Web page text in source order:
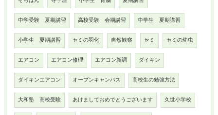
中学受験 夏期講習 高校受験 会期講習 中学生 夏期講習
小学生 夏期講習 セミの羽化 自然観察 セミ セミの幼虫
エアコン エアコン修理 エアコン新調 ダイキン
ダイキンエアコン オープンキャンパス 高校生の勉強方法
大和塾 高校受験 あけましておめでとうございます 久世小学校